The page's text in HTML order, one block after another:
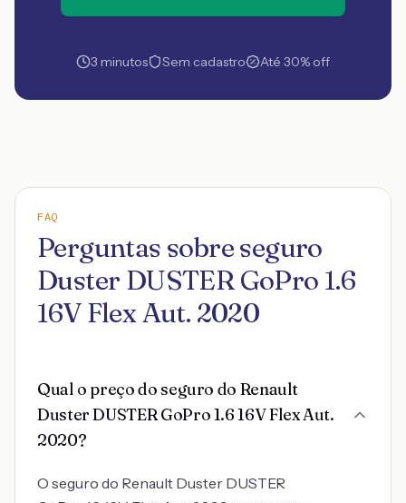
3 minutos Sem cadastro Até 30% off
FAQ
Perguntas sobre seguro
Duster DUSTER GoPro 1.6
16V Flex Aut. 2020
Qual o preço do seguro do Renault
Duster DUSTER GoPro 1.6 16V Flex Aut.
2020?
O seguro do Renault Duster DUSTER